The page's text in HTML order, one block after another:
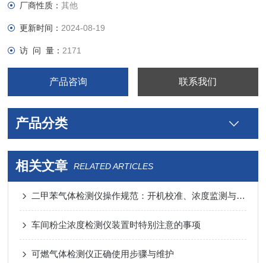
厂商性质：其他
更新时间： 2024-08-19
访 问 量： 2171
产品咨询 联系我们
产品分类
相关文章 RELATED ARTICLES
二甲苯气体检测仪操作规范：开机校准、浓度监测与报警阈值设置实操要点
车间粉尘浓度检测仪装置时特别注意的事项
可燃气体检测仪正确使用步骤与维护